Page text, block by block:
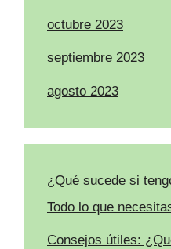
octubre 2023
septiembre 2023
agosto 2023
¿Qué sucede si
Todo lo que
Consejos útiles: